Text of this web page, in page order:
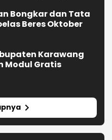
Bongkar dan Tata
Beres Oktober
Karawang
Modul Gratis